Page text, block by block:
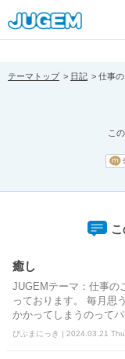
[pear_error:
prefix="" info=""]
テーマトップ 日記 仕事の
こ
癒し
JUGEMテーマ：仕事
っております。 毎月思
かかってしまうのってパ
びぶまにっき | 2024.03.21